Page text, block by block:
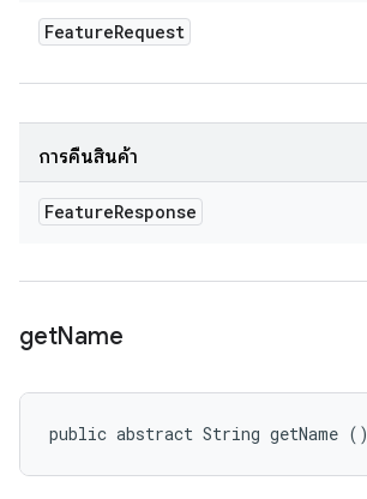
FeatureRequest
การคืนสินค้า
FeatureResponse
getName
public abstract String getName ()